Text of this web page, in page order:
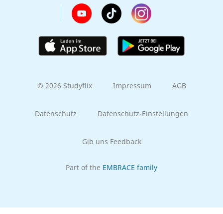
© 2026 Studyflix Impressum AGB
Datenschutz Datenschutz-Einstellungen
Gib uns Feedback
Part of the EMBRACE family